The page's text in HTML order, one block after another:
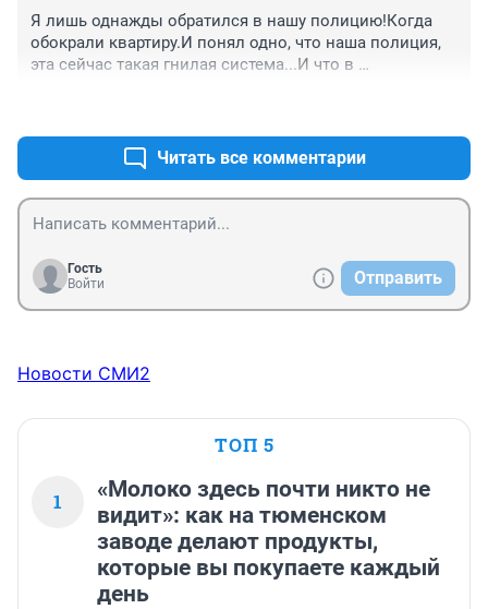
Я лишь однажды обратился в нашу полицию!Когда
обокрали квартиру.И понял одно, что наша полиция,
эта сейчас такая гнилая система...И что в
Читать все комментарии
Гость
Войти
Отправить
Новости СМИ2
ТОП 5
1
«Молоко здесь почти никто не
видит»: как на тюменском
заводе делают продукты,
которые вы покупаете каждый
день